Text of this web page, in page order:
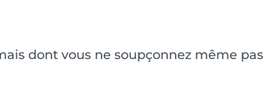
dont vous ne soupçonnez même pas